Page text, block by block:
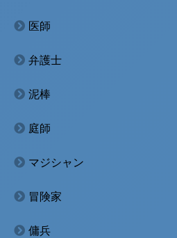
医師
弁護士
泥棒
庭師
マジシャン
冒険家
傭兵